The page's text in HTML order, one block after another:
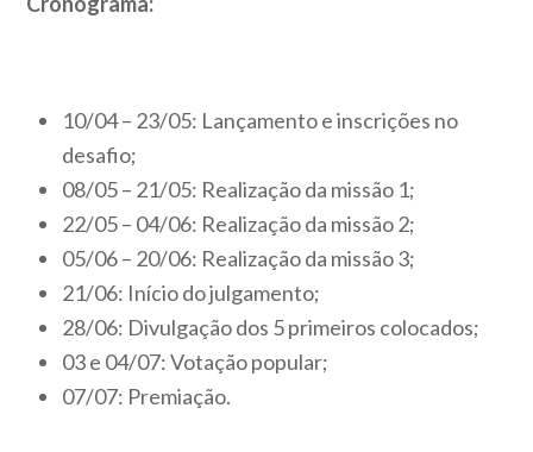
10/04 – 23/05: Lançamento e inscrições no
desafio;
08/05 – 21/05: Realização da missão 1;
22/05 – 04/06: Realização da missão 2;
05/06 – 20/06: Realização da missão 3;
21/06: Início do julgamento;
28/06: Divulgação dos 5 primeiros colocados;
03 e 04/07: Votação popular;
07/07: Premiação.